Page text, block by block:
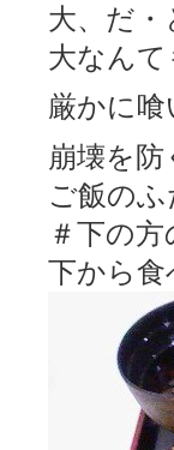
大、だ・
大なんて
厳かに喰
崩壊を
ご飯のふ
＃下の
下から食